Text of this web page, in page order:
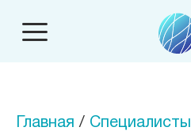
Главная / Специалисты